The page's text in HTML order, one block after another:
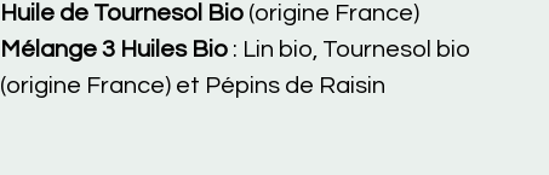
Huile de Tournesol Bio (origine France)
Mélange 3 Huiles Bio : Lin bio, Tournesol bio
(origine France) et Pépins de Raisin